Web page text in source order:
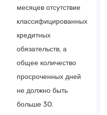
месяцев отсутствие
классифицированных
кредитных
обязательств, а
общее количество
просроченных дней
не должно быть
больше 30.